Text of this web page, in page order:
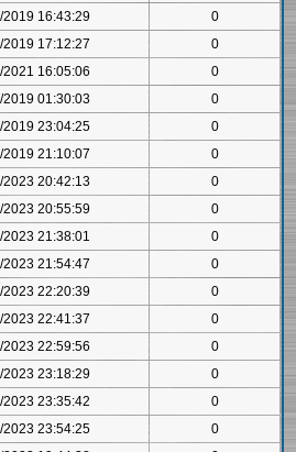
2019 16:43:29
0
2019 17:12:27
0
2021 16:05:06
0
2019 01:30:03
0
2019 23:04:25
0
2019 21:10:07
0
2023 20:42:13
0
2023 20:55:59
0
2023 21:38:01
0
2023 21:54:47
0
2023 22:20:39
0
2023 22:41:37
0
2023 22:59:56
0
2023 23:18:29
0
2023 23:35:42
0
2023 23:54:25
0